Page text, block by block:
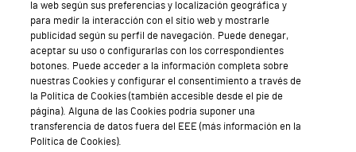
Quiénes somos
Trabajar en Vithas
Teléfono Cita Médica
Teléfono Atención al Cliente
Política de seguridad y salud en el trabajo
la web según sus preferencias y localización geográfica y
para medir la interacción con el sitio web y mostrarle
publicidad según su perfil de navegación. Puede denegar,
aceptar su uso o configurarlas con los correspondientes
botones. Puede acceder a la información completa sobre
nuestras Cookies y configurar el consentimiento a través de
la Política de Cookies (también accesible desde el pie de
página). Alguna de las Cookies podría suponer una
transferencia de datos fuera del EEE (más información en la
Política de Cookies).